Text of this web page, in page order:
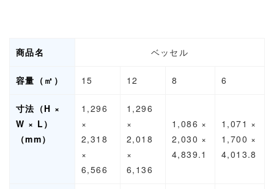
商品名 ベッセル
容量（㎥） 15 12 8 6
寸法（H ×
W × L）
（mm）
1,296
×
2,318
×
6,566
1,296
×
2,018
×
6,136
1,086 ×
2,030 ×
4,839.1
1,071 ×
1,700 ×
4,013.8